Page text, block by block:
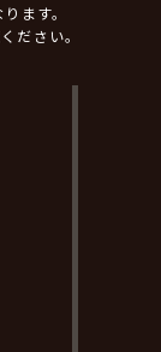
ります。
ださい。